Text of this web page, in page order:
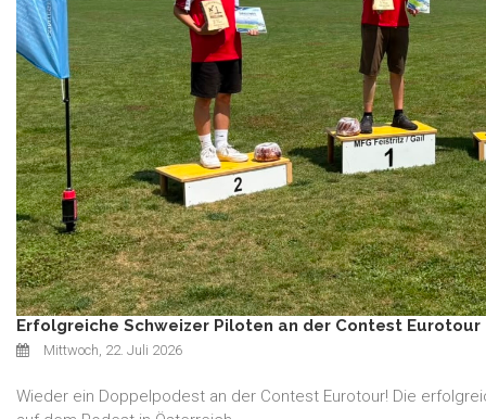
Erfolgreiche Schweizer Piloten an der Contest Eurotour
Mittwoch, 22. Juli 2026
Wieder ein Doppelpodest an der Contest Eurotour! Die